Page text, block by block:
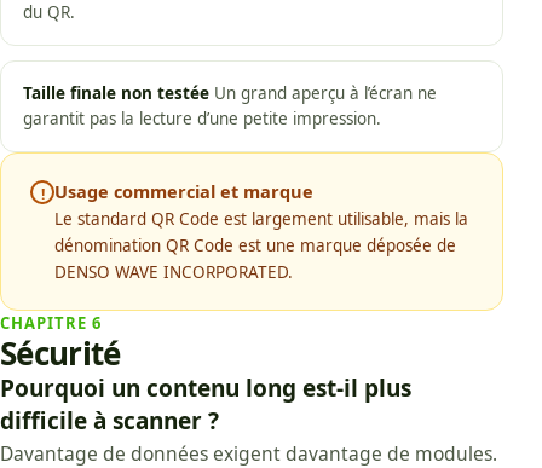
du QR.
Taille finale non testée Un grand aperçu à l’écran ne
garantit pas la lecture d’une petite impression.
! Usage commercial et marque
Le standard QR Code est largement utilisable, mais la
dénomination QR Code est une marque déposée de
DENSO WAVE INCORPORATED.
CHAPITRE 6
Sécurité
Pourquoi un contenu long est-il plus
difficile à scanner ?
Davantage de données exigent davantage de modules.